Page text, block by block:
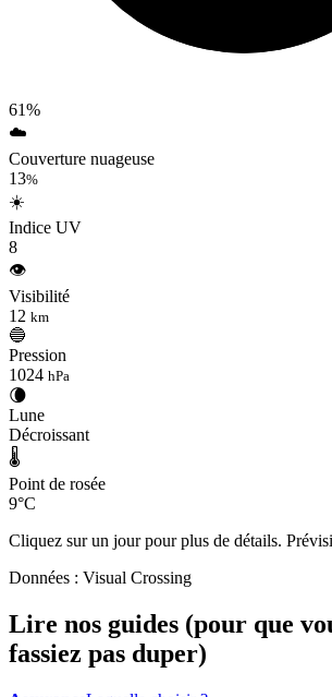
61%
☁️
Couverture nuageuse
13%
☀️
Indice UV
8
👁️
Visibilité
12 km
🔵
Pression
1024 hPa
🌘
Lune
Décroissant
🌡️
Point de rosée
9°C
Cliquez sur un jour pour plus de détails.
Données : Visual Crossing
Lire nos guides (pour que
fassiez pas duper)